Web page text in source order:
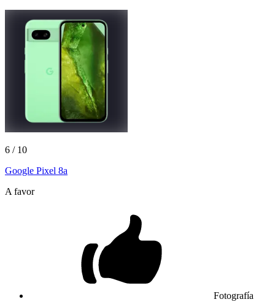
6 / 10
Google Pixel 8a
A favor
Fotografía